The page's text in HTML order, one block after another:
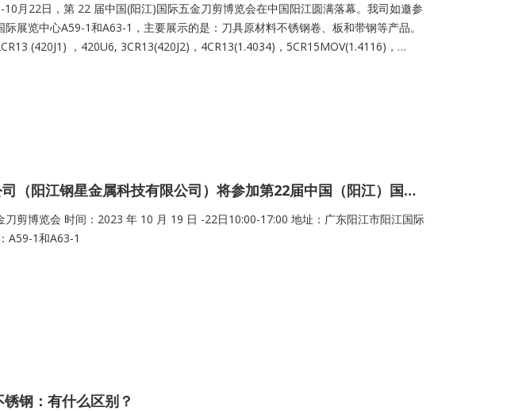
月22日，第 22 届中国(阳江)国际五金刀剪博览会在中国阳江圆满落幕。我司如邀参
际展览中心A59-1和A63-1，主要展示的是：刀具原材料不锈钢卷、板和带钢等产品。
(420J1) ，420U6, 3CR13(420J2)，4CR13(1.4034)，5CR15MOV(1.4116)，
过程中，我公司的技术与产品赢得了市场的高度认可。我司员工也始终以饱满的热
沟通，产品的特色
帝思曼阳江公司（阳江钢星金属科技有限公司）将参加第22届中国（阳江）国际五金刀剪
刀剪博览会 时间：2023 年 10 月 19 日 -22日10:00-17:00 地址：广东阳江市阳江国际
A59-1和A63-1
钢：有什么区别？